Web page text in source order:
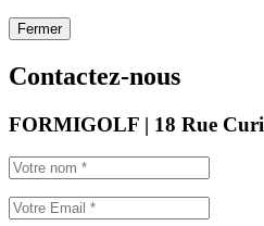
Fermer
Contactez-nous
FORMIGOLF | 18 Rue